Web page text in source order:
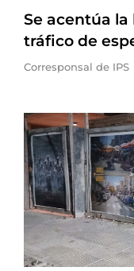
Se acentúa
tráfico de
Corresponsal de IPS